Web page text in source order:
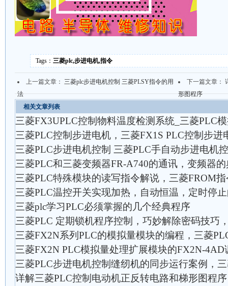
Tags： 三菱plc,步进电机,指令
上一篇文章： 三菱plc步进电机控制 三菱PLSY指令的用
法
下一篇文章：
形图程序
相关文章列表
三菱FX3UPLC控制物料温度检测系统_三菱PLC
三菱PLC控制步进电机，三菱FX1S PLC控制步进
三菱PLC步进电机控制 三菱PLC手自动步进电机
三菱PLC和三菱变频器FR-A740的通讯，变频器
三菱PLC特殊模块的读写指令解说，三菱FROM
三菱PLC温控开关实现加热，自动恒温，定时停
三菱plc学习PLC必须掌握的几个经典程序
三菱PLC 定期锁机程序控制，巧妙解除密码技巧
三菱FX2N系列PLC的模拟量模块的编程，三菱
三菱FX2N PLC模拟量处理扩展模块的FX2N-4AD
三菱PLC步进电机控制缝纫机的同步运行案例，
详解三菱PLC控制电动机正反转电路和梯形图程序